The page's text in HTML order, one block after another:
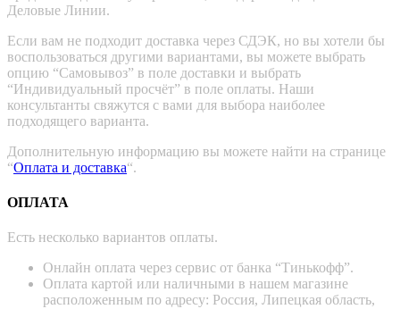
Деловые Линии.
Если вам не подходит доставка через СДЭК, но вы хотели бы
воспользоваться другими вариантами, вы можете выбрать
опцию “Самовывоз” в поле доставки и выбрать
“Индивидуальный просчёт” в поле оплаты. Наши
консультанты свяжутся с вами для выбора наиболее
подходящего варианта.
Дополнительную информацию вы можете найти на странице
“Оплата и доставка“.
ОПЛАТА
Есть несколько вариантов оплаты.
Онлайн оплата через сервис от банка “Тинькофф”.
Оплата картой или наличными в нашем магазине
расположенным по адресу: Россия, Липецкая область,